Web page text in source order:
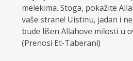
melekima. Stoga, pokažite
vaše strane! Uistinu, jadan i
bude lišen Allahove milosti u
(Prenosi Et-Taberani)